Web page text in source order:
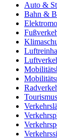
Auto &
Bahn &
Tourismus